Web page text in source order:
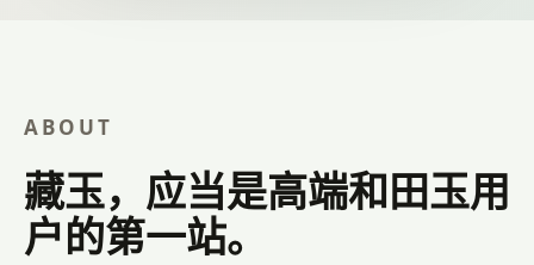
ABOUT
藏玉，应当是高端和田玉用
户的第一站。